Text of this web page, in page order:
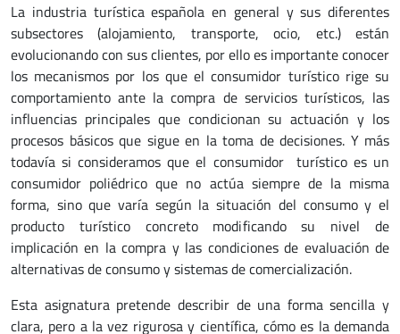
La industria turística española en general y sus diferentes
subsectores (alojamiento, transporte, ocio, etc.) están
evolucionando con sus clientes, por ello es importante conocer
los mecanismos por los que el consumidor turístico rige su
comportamiento ante la compra de servicios turísticos, las
influencias principales que condicionan su actuación y los
procesos básicos que sigue en la toma de decisiones. Y más
todavía si consideramos que el consumidor turístico es un
consumidor poliédrico que no actúa siempre de la misma
forma, sino que varía según la situación del consumo y el
producto turístico concreto modificando su nivel de
implicación en la compra y las condiciones de evaluación de
alternativas de consumo y sistemas de comercialización.
Esta asignatura pretende describir de una forma sencilla y
clara, pero a la vez rigurosa y científica, cómo es la demanda